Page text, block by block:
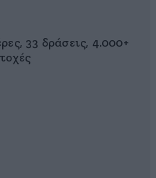
33 δράσεις, 4.000+